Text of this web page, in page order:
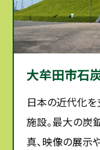
大牟田市石
日本の近代化
施設。最大の炭
真、映像の展示